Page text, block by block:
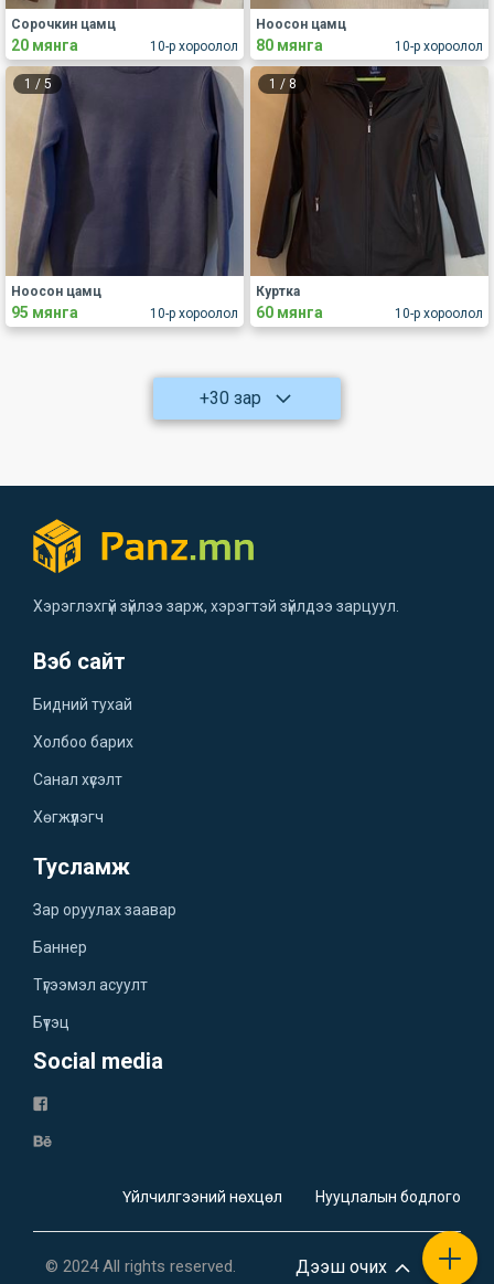
10-р хороолол
Сорочкин цамц
20 мянга 10-р хороолол
Ноосон цамц
80 мянга
1 / 5
10-р хороолол
Ноосон цамц
95 мянга
1 / 8
10-р хороолол
Куртка
60 мянга
+30 зар
Хэрэглэхгүй зүйлээ зарж, хэрэгтэй зүйлдээ зарцуул.
Вэб сайт
Бидний тухай
Холбоо барих
Санал хүсэлт
Хөгжүүлэгч
Тусламж
Зар оруулах заавар
Баннер
Түгээмэл асуулт
Бүтэц
Social media
Үйлчилгээний нөхцөл Нууцлалын бодлого
© 2024 All rights reserved. Дээш очих